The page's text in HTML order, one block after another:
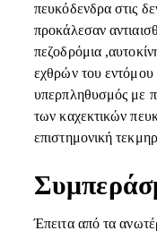
πευκόδενδρα στις
προκάλεσαν
πεζοδρόμια
εχθρών του εντόμου
υπερπληθυσμός με
των καχεκτικών
επιστημονική
Έπειτα από τα